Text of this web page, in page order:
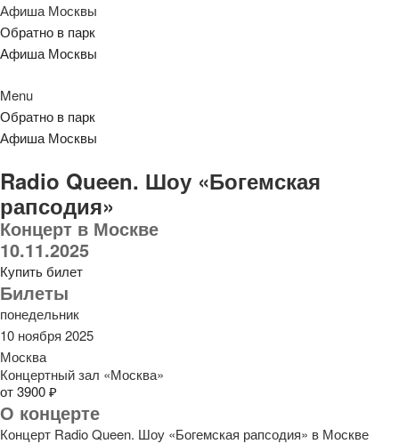
Афиша Москвы
Обратно в парк
Афиша Москвы
Menu
Обратно в парк
Афиша Москвы
Radio Queen. Шоу «Богемская
рапсодия»
Концерт в Москве
10.11.2025
Купить билет
Билеты
понедельник
10 ноября 2025
Москва
Концертный зал «Москва»
от 3900 ₽
О концерте
Концерт Radio Queen. Шоу «Богемская рапсодия» в Москве